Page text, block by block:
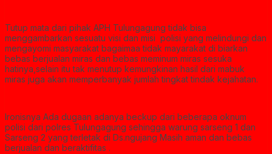
‎Tutup mata dari pihak APH Tulungagung tidak bisa
menggambarkan sesuatu visi dan misi polisi yang melindungi dan
mengayomi masyarakat bagaimaa tidak mayarakat di biarkan
bebas berjualan miras dan bebas meminum miras sesuka
hatinya,selain itu tak menutup kemungkinan hasil dari mabuk
miras juga akan memperbanyak jumlah tingkat tindak kejahatan.
‎Ironisnya Ada dugaan adanya beckup dari beberapa oknum
polisi dari polres Tulungagung sehingga warung sarseng 1 dan
Sarseng 2 yang terletak di Ds.ngujang Masih aman dan bebas
berjualan dan beraktifitas .